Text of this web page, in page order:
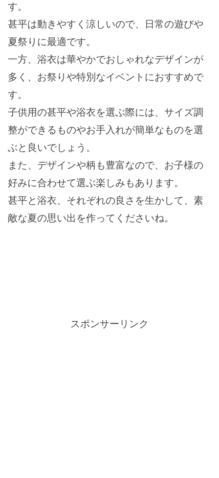
す。
甚平は動きやすく涼しいので、日常の遊びや
夏祭りに最適です。
一方、浴衣は華やかでおしゃれなデザインが
多く、お祭りや特別なイベントにおすすめで
す。
子供用の甚平や浴衣を選ぶ際には、サイズ調
整ができるものやお手入れが簡単なものを選
ぶと良いでしょう。
また、デザインや柄も豊富なので、お子様の
好みに合わせて選ぶ楽しみもあります。
甚平と浴衣、それぞれの良さを生かして、素
敵な夏の思い出を作ってくださいね。
スポンサーリンク